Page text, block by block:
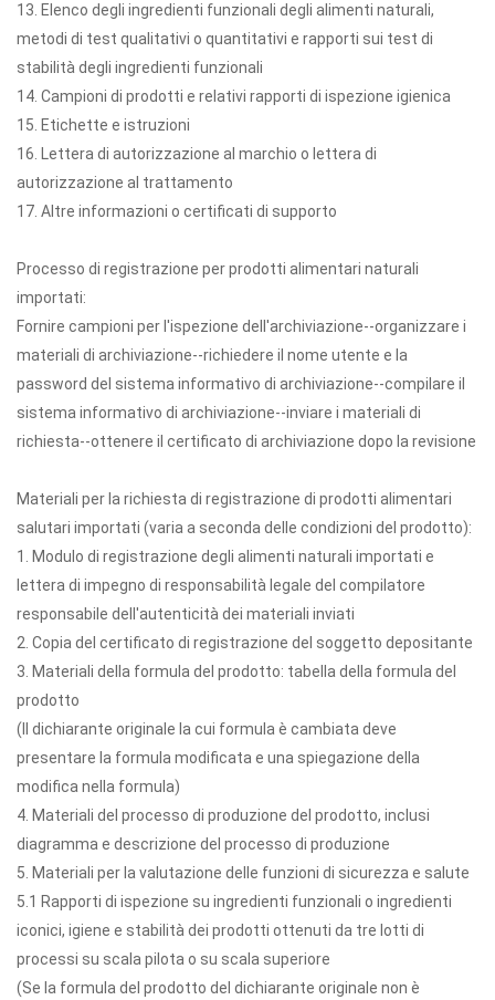
13. Elenco degli ingredienti funzionali degli alimenti naturali,
metodi di test qualitativi o quantitativi e rapporti sui test di
stabilità degli ingredienti funzionali
14. Campioni di prodotti e relativi rapporti di ispezione igienica
15. Etichette e istruzioni
16. Lettera di autorizzazione al marchio o lettera di
autorizzazione al trattamento
17. Altre informazioni o certificati di supporto
Processo di registrazione per prodotti alimentari naturali
importati:
Fornire campioni per l'ispezione dell'archiviazione--organizzare i
materiali di archiviazione--richiedere il nome utente e la
password del sistema informativo di archiviazione--compilare il
sistema informativo di archiviazione--inviare i materiali di
richiesta--ottenere il certificato di archiviazione dopo la revisione
Materiali per la richiesta di registrazione di prodotti alimentari
salutari importati (varia a seconda delle condizioni del prodotto):
1. Modulo di registrazione degli alimenti naturali importati e
lettera di impegno di responsabilità legale del compilatore
responsabile dell'autenticità dei materiali inviati
2. Copia del certificato di registrazione del soggetto depositante
3. Materiali della formula del prodotto: tabella della formula del
prodotto
(Il dichiarante originale la cui formula è cambiata deve
presentare la formula modificata e una spiegazione della
modifica nella formula)
4. Materiali del processo di produzione del prodotto, inclusi
diagramma e descrizione del processo di produzione
5. Materiali per la valutazione delle funzioni di sicurezza e salute
5.1 Rapporti di ispezione su ingredienti funzionali o ingredienti
iconici, igiene e stabilità dei prodotti ottenuti da tre lotti di
processi su scala pilota o su scala superiore
(Se la formula del prodotto del dichiarante originale non è